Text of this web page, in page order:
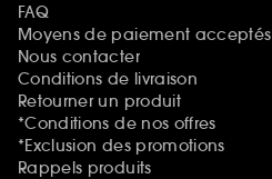
FAQ
Moyens de paiement acceptés
Nous contacter
Conditions de livraison
Retourner un produit
*Conditions de nos offres
*Exclusion des promotions
Rappels produits